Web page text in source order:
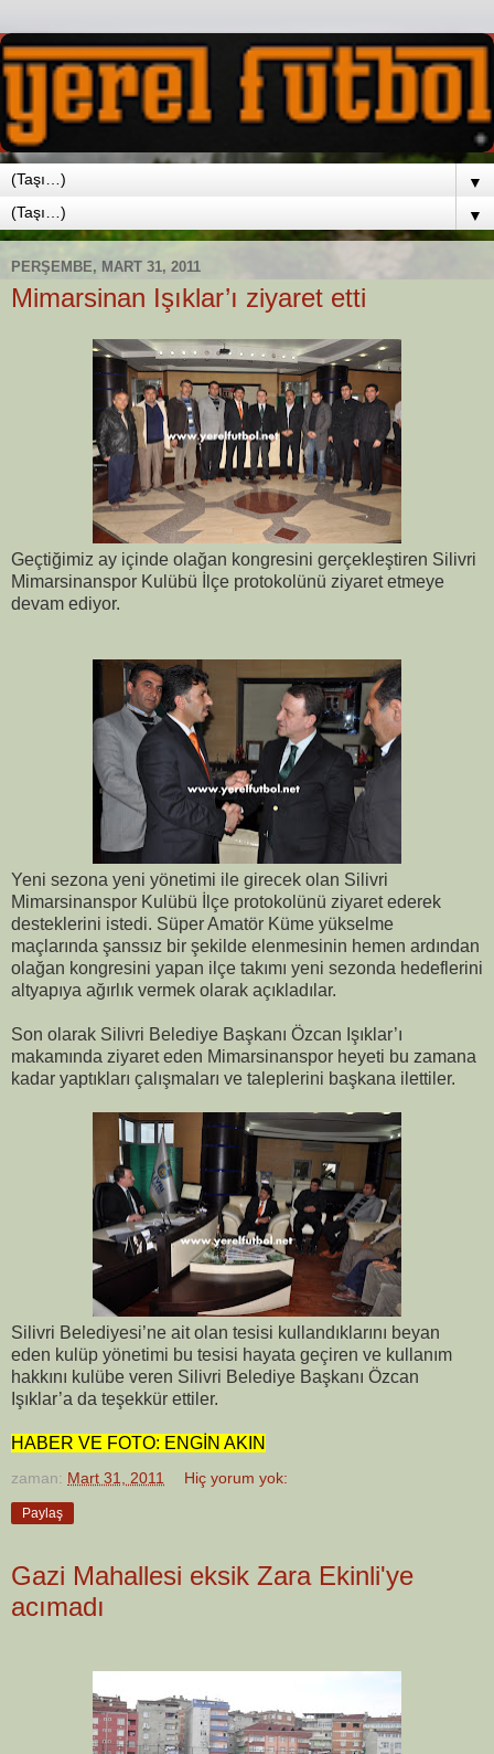
▼
▼
PERŞEMBE, MART 31, 2011
Mimarsinan Işıklar’ı ziyaret etti
Geçtiğimiz ay içinde olağan kongresini gerçekleştiren Silivri
Mimarsinanspor Kulübü İlçe protokolünü ziyaret etmeye
devam ediyor.
Yeni sezona yeni yönetimi ile girecek olan Silivri
Mimarsinanspor Kulübü İlçe protokolünü ziyaret ederek
desteklerini istedi. Süper Amatör Küme yükselme
maçlarında şanssız bir şekilde elenmesinin hemen ardından
olağan kongresini yapan ilçe takımı yeni sezonda hedeflerini
altyapıya ağırlık vermek olarak açıkladılar.
Son olarak Silivri Belediye Başkanı Özcan Işıklar’ı
makamında ziyaret eden Mimarsinanspor heyeti bu zamana
kadar yaptıkları çalışmaları ve taleplerini başkana ilettiler.
Silivri Belediyesi’ne ait olan tesisi kullandıklarını beyan
eden kulüp yönetimi bu tesisi hayata geçiren ve kullanım
hakkını kulübe veren Silivri Belediye Başkanı Özcan
Işıklar’a da teşekkür ettiler.
HABER VE FOTO: ENGİN AKIN
zaman: Mart 31, 2011 Hiç yorum yok:
Paylaş
Gazi Mahallesi eksik Zara Ekinli'ye
acımadı